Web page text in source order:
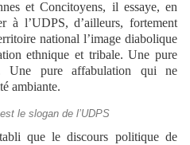
et Concitoyens, il essaye, en
à l’UDPS, d’ailleurs, fortement
national l’image diabolique
ethnique et tribale. Une pure
Une pure affabulation qui ne
ambiante.
le slogan de l’UDPS
que le discours politique de